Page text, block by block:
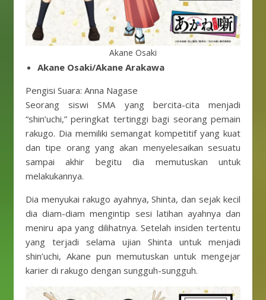
Akane Osaki
Akane Osaki/Akane Arakawa
Pengisi Suara: Anna Nagase
Seorang siswi SMA yang bercita-cita menjadi
“shin’uchi,” peringkat tertinggi bagi seorang pemain
rakugo. Dia memiliki semangat kompetitif yang kuat
dan tipe orang yang akan menyelesaikan sesuatu
sampai akhir begitu dia memutuskan untuk
melakukannya.
Dia menyukai rakugo ayahnya, Shinta, dan sejak kecil
dia diam-diam mengintip sesi latihan ayahnya dan
meniru apa yang dilihatnya. Setelah insiden tertentu
yang terjadi selama ujian Shinta untuk menjadi
shin’uchi, Akane pun memutuskan untuk mengejar
karier di rakugo dengan sungguh-sungguh.